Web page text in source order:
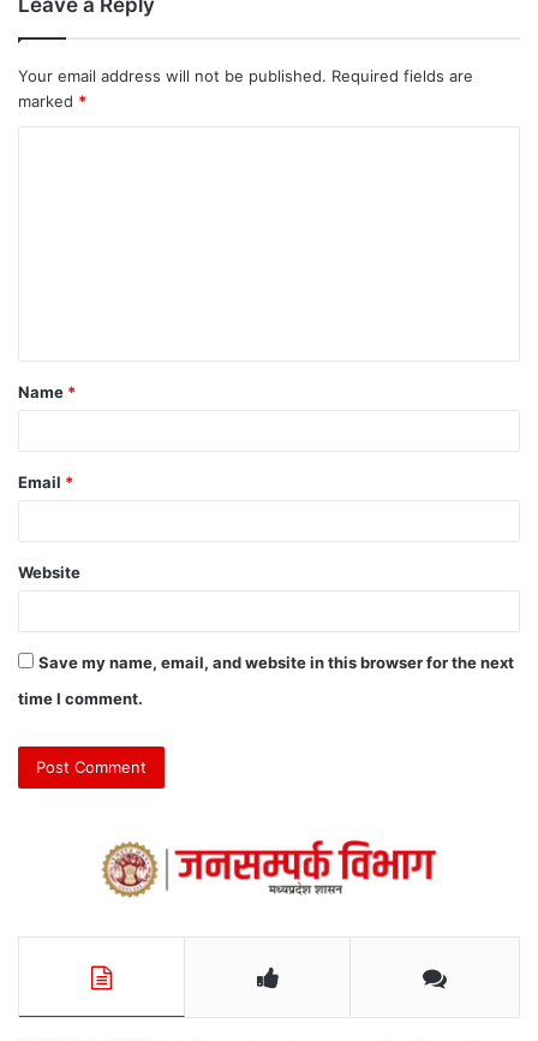
Your email address will not be published. Required fields are
marked *
Name *
Email *
Website
Save my name, email, and website in this browser for the next
time I comment.